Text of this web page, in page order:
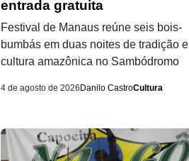
entrada gratuita
Festival de Manaus reúne seis bois-
bumbás em duas noites de tradição e
cultura amazônica no Sambódromo
4 de agosto de 2026 Danilo CastroCultura